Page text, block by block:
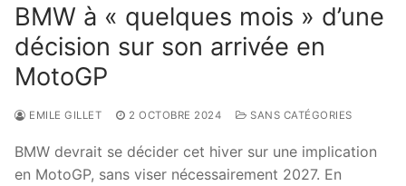
BMW à « quelques mois » d’une
décision sur son arrivée en
MotoGP
EMILE GILLET 2 OCTOBRE 2024 SANS CATÉGORIES
BMW devrait se décider cet hiver sur une implication
en MotoGP, sans viser nécessairement 2027. En